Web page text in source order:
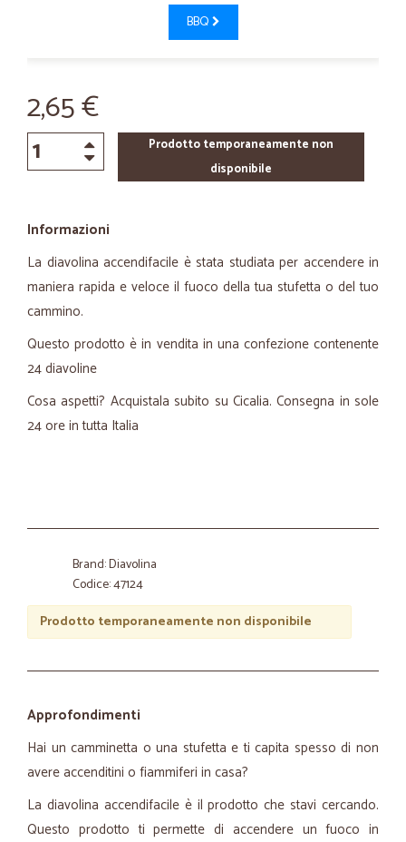
BBQ
2,65 €
Prodotto temporaneamente non
disponibile
Informazioni
La diavolina accendifacile è stata studiata per accendere in
maniera rapida e veloce il fuoco della tua stufetta o del tuo
cammino.
Questo prodotto è in vendita in una confezione contenente
24 diavoline
Cosa aspetti? Acquistala subito su Cicalia. Consegna in sole
24 ore in tutta Italia
Brand: Diavolina
Codice: 47124
Prodotto temporaneamente non disponibile
Approfondimenti
Hai un camminetta o una stufetta e ti capita spesso di non
avere accenditini o fiammiferi in casa?
La diavolina accendifacile è il prodotto che stavi cercando.
Questo prodotto ti permette di accendere un fuoco in